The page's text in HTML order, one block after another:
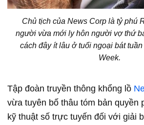
Chủ tịch của News Corp là tỷ phú
người vừa mới ly hôn người vợ thứ
cách đây ít lâu ở tuổi ngoại bát
Week.
Tập đoàn truyền thông khổng lồ
vừa tuyên bố thâu tóm bản quyền
kỹ thuật số trực tuyến đối với giải